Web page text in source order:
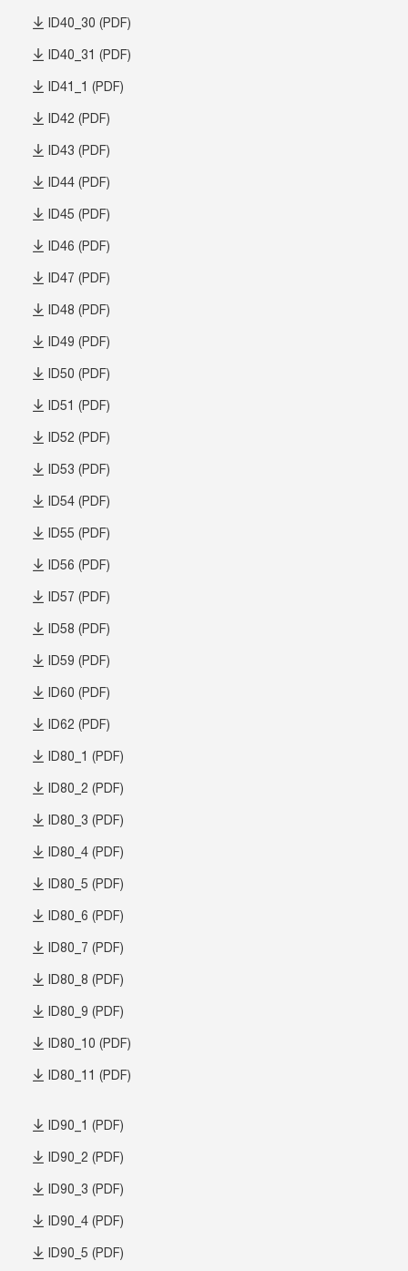
ID40_30 (PDF)
ID40_31 (PDF)
ID41_1 (PDF)
ID42 (PDF)
ID43 (PDF)
ID44 (PDF)
ID45 (PDF)
ID46 (PDF)
ID47 (PDF)
ID48 (PDF)
ID49 (PDF)
ID50 (PDF)
ID51 (PDF)
ID52 (PDF)
ID53 (PDF)
ID54 (PDF)
ID55 (PDF)
ID56 (PDF)
ID57 (PDF)
ID58 (PDF)
ID59 (PDF)
ID60 (PDF)
ID62 (PDF)
ID80_1 (PDF)
ID80_2 (PDF)
ID80_3 (PDF)
ID80_4 (PDF)
ID80_5 (PDF)
ID80_6 (PDF)
ID80_7 (PDF)
ID80_8 (PDF)
ID80_9 (PDF)
ID80_10 (PDF)
ID80_11 (PDF)
ID90_1 (PDF)
ID90_2 (PDF)
ID90_3 (PDF)
ID90_4 (PDF)
ID90_5 (PDF)